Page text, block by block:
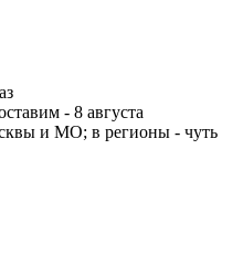
- 8 августа
и МО; в регионы - чуть